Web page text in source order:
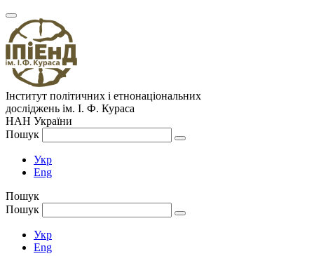
Інститут політичних і етнонаціональних
досліджень ім. І. Ф. Кураса
НАН України
Пошук
Укр
Eng
Пошук
Пошук
Укр
Eng